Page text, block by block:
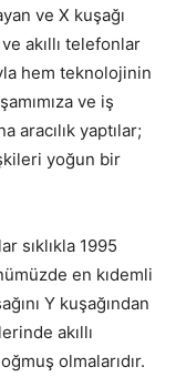
ve X kuşağı
akıllı telefonlar
hem teknolojinin
ve iş
aracılık yaptılar;
yoğun bir
sıklıkla 1995
en kıdemli
Y kuşağından
akıllı
olmalarıdır.